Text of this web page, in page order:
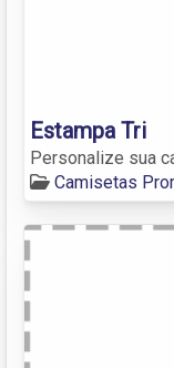
Estampa Tri
Personalize sua
Camisetas